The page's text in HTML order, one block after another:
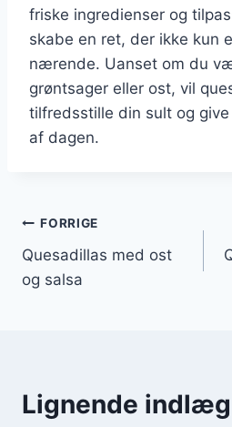
friske ingredienser og
skabe en ret, der ikke kun
nærende. Uanset om du
grøntsager eller ost, vil
tilfredsstille din sult og
af dagen.
FORRIGE
Quesadillas med ost
og salsa
Lignende indlæg